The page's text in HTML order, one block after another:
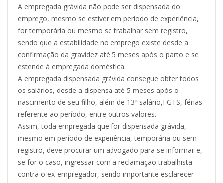
A empregada grávida não pode ser dispensada do
emprego, mesmo se estiver em período de experiência,
for temporária ou mesmo se trabalhar sem registro,
sendo que a estabilidade no emprego existe desde a
confirmação da gravidez até 5 meses após o parto e se
estende à empregada doméstica.
A empregada dispensada grávida consegue obter todos
os salários, desde a dispensa até 5 meses após o
nascimento de seu filho, além de 13º salário,FGTS, férias
referente ao período, entre outros valores.
Assim, toda empregada que for dispensada grávida,
mesmo em período de experiência, temporária ou sem
registro, deve procurar um advogado para se informar e,
se for o caso, ingressar com a reclamação trabalhista
contra o ex-empregador, sendo importante esclarecer